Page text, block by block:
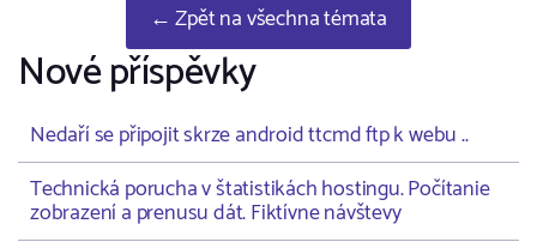
← Zpět na všechna témata
Nové příspěvky
Nedaří se připojit skrze android ttcmd ftp k webu ..
Technická porucha v štatistikách hostingu. Počítanie
zobrazení a prenusu dát. Fiktívne návštevy